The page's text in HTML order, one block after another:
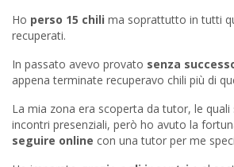
Ho perso 15 chili ma soprattutto in tutti
recuperati.
In passato avevo provato senza
appena terminate recuperavo chili più di
La mia zona era scoperta da tutor, le quali
incontri presenziali, però ho avuto la
seguire online con una tutor per me